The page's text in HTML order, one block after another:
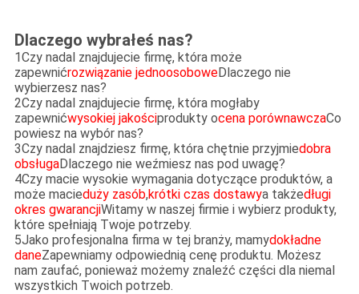
Dlaczego wybrałeś nas?
1Czy nadal znajdujecie firmę, która może
zapewnićrozwiązanie jednoosoboweDlaczego nie
wybierzesz nas?
2Czy nadal znajdujecie firmę, która mogłaby
zapewnićwysokiej jakościprodukty ocena porównawczaCo
powiesz na wybór nas?
3Czy nadal znajdziesz firmę, która chętnie przyjmiedobra
obsługaDlaczego nie weźmiesz nas pod uwagę?
4Czy macie wysokie wymagania dotyczące produktów, a
może macieduży zasób,krótki czas dostawya takżedługi
okres gwarancjiWitamy w naszej firmie i wybierz produkty,
które spełniają Twoje potrzeby.
5Jako profesjonalna firma w tej branży, mamydokładne
daneZapewniamy odpowiednią cenę produktu. Możesz
nam zaufać, ponieważ możemy znaleźć części dla niemal
wszystkich Twoich potrzeb.